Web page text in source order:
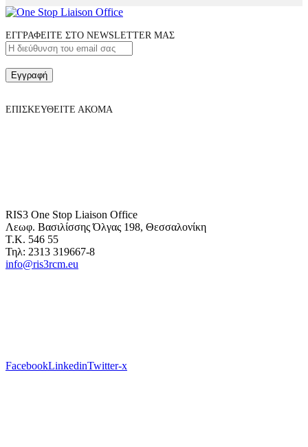
ΕΓΓΡΑΦΕΙΤΕ ΣΤΟ NEWSLETTER ΜΑΣ
Εγγραφή
ΕΠΙΣΚΕΥΘΕΙΤΕ ΑΚΟΜΑ
RIS3 One Stop Liaison Office
Λεωφ. Βασιλίσσης Όλγας 198, Θεσσαλονίκη
Τ.Κ. 546 55
Τηλ: 2313 319667-8
info@ris3rcm.eu
FacebookLinkedinTwitter-x